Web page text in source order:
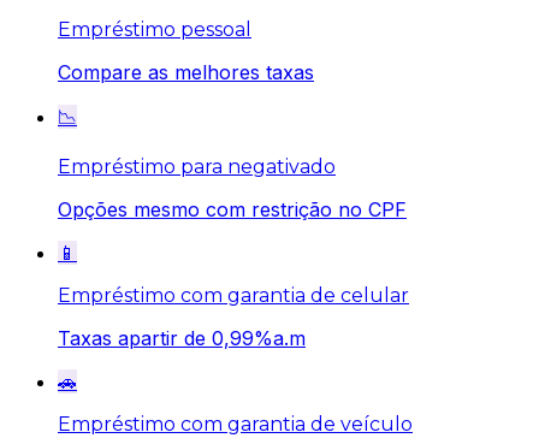
Empréstimo pessoal
Compare as melhores taxas
📉
Empréstimo para negativado
Opções mesmo com restrição no CPF
📱
Empréstimo com garantia de celular
Taxas apartir de 0,99%a.m
🚗
Empréstimo com garantia de veículo